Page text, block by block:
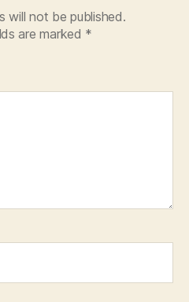
will not be published.
are marked *